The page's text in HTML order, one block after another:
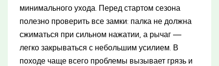
минимального ухода. Перед стартом сезона
полезно проверить все замки: палка не должна
сжиматься при сильном нажатии, а рычаг —
легко закрываться с небольшим усилием. В
походе чаще всего проблемы вызывает грязь и